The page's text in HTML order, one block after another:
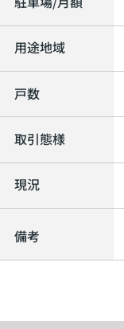
用途地域
戸数
取引態様
現況
備考